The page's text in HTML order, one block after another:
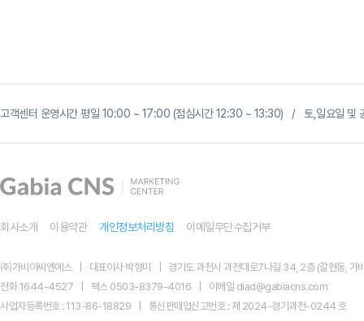
고객센터 운영시간 평일 10:00 ~ 17:00 (점심시간 12:30 ~ 13:30) / 토,일요일 및
회사소개 이용약관 개인정보처리방침 이메일무단수집거부
㈜가비아씨엔에스 대표이사 박형미
경기도 과천시 과천대로7나길 34, 2층 (갈현동, 가
전화 1644-4527
팩스 0503-8379-4016
이메일 diad@gabiacns.com
사업자등록번호 : 113-86-18829
통신판매업신고번호 : 제 2024-경기과천-0244 호